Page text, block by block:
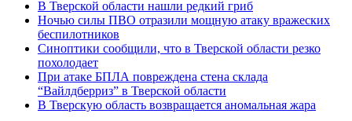
В Тверской области нашли редкий гриб
Ночью силы ПВО отразили мощную атаку вражеских
беспилотников
Синоптики сообщили, что в Тверской области резко
похолодает
При атаке БПЛА повреждена стена склада
“Вайлдберриз” в Тверской области
В Тверскую область возвращается аномальная жара